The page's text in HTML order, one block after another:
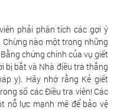
phải phân tích các gợi ý
nào một trong những
chứng chính của vụ giết
bị bắt và Nhà điều tra thắng
y). Hãy nhớ rằng Kẻ giết
số các Điều tra viên! Các
nỗ lực mạnh mẽ để bảo vệ